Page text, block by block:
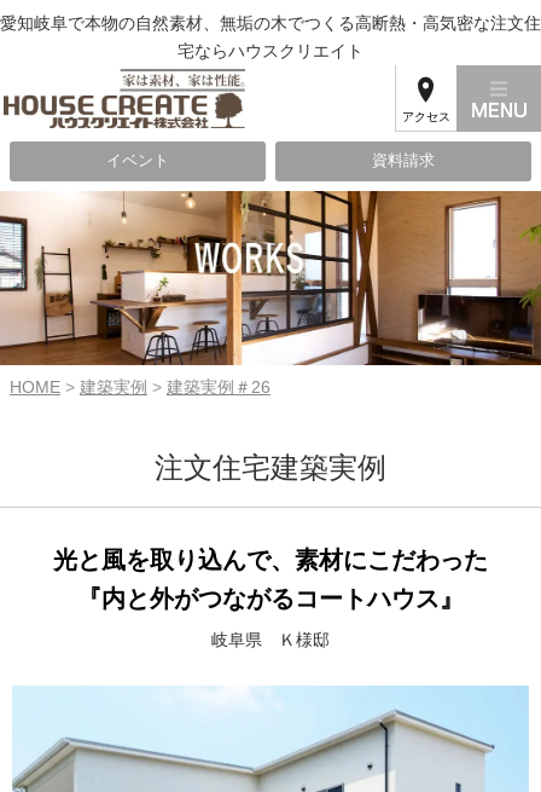
愛知岐阜で本物の自然素材、無垢の木でつくる高断熱・高気密な注文住
宅ならハウスクリエイト
アクセス
イベント 資料請求
HOME > 建築実例 > 建築実例＃26
注文住宅建築実例
光と風を取り込んで、素材にこだわった
『内と外がつながるコートハウス』
岐阜県 Ｋ様邸